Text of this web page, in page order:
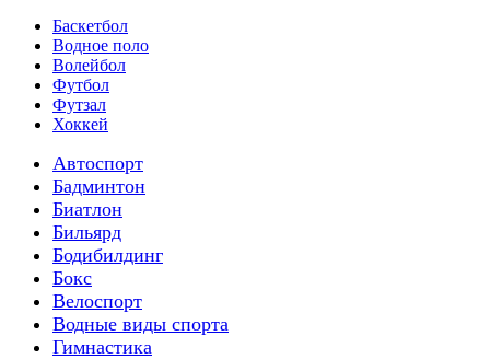
Баскетбол
Водное поло
Волейбол
Футбол
Футзал
Хоккей
Автоспорт
Бадминтон
Биатлон
Бильярд
Бодибилдинг
Бокс
Велоспорт
Водные виды спорта
Гимнастика